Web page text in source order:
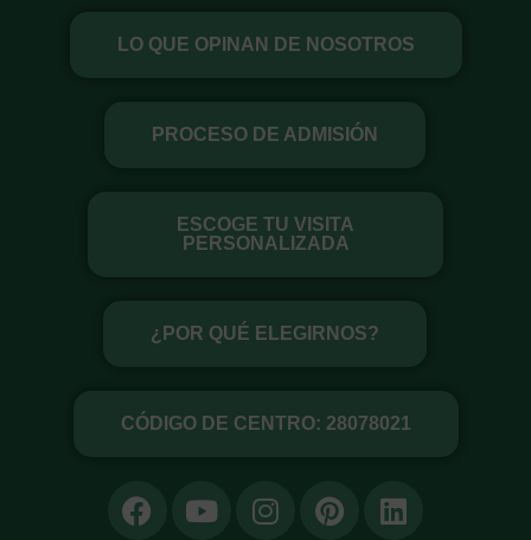
LO QUE OPINAN DE NOSOTROS
PROCESO DE ADMISIÓN
ESCOGE TU VISITA
PERSONALIZADA
¿POR QUÉ ELEGIRNOS?
CÓDIGO DE CENTRO: 28078021
F
a
Y
o
I
n
P
i
L
i